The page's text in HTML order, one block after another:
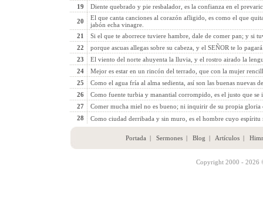
19
Diente quebrado y pie resbalador, es la confianza en el
20
El que canta canciones al corazón afligido, es como el que
jabón echa vinagre.
21
Si el que te aborrece tuviere hambre, dale de comer pan; y si
22
porque ascuas allegas sobre su cabeza, y el SEÑOR te lo
23
El viento del norte ahuyenta la lluvia, y el rostro airado la
24
Mejor es estar en un rincón del terrado, que con la mujer
25
Como el agua fría al alma sedienta, así son las buenas nuevas
26
Como fuente turbia y manantial corrompido, es el justo que se
27
Comer mucha miel no es bueno; ni inquirir de su propia gloria
28
Como ciudad derribada y sin muro, es el hombre cuyo espíritu
Portada | Sermones| Blog | Artículos|
Copyright 2000 - 2026